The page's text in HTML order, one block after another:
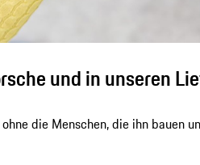
und in unseren
die Menschen, die ihn bauen